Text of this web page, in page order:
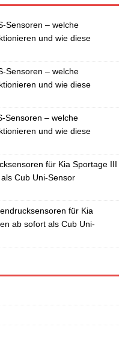
Sensoren – welche
und wie diese
Sensoren – welche
und wie diese
Sensoren – welche
und wie diese
für Kia Sportage III
Cub Uni-Sensor
für Kia
ab sofort als Cub Uni-